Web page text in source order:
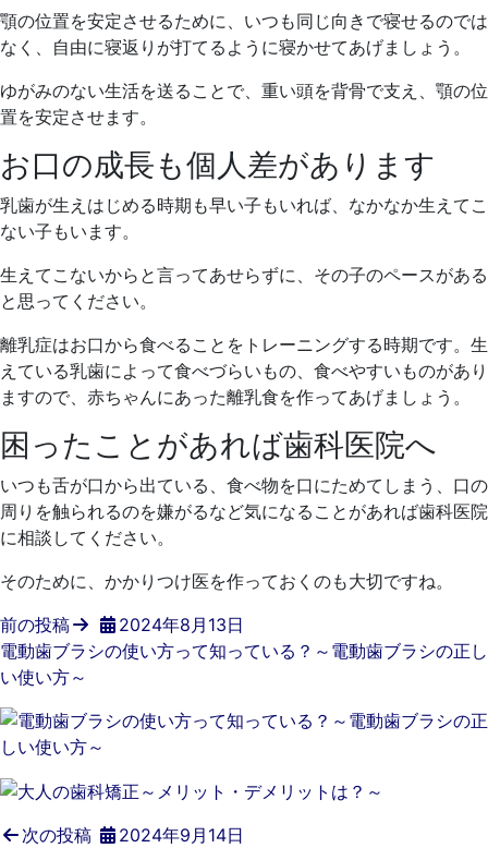
顎の位置を安定させるために、いつも同じ向きで寝せるのでは
なく、自由に寝返りが打てるように寝かせてあげましょう。
ゆがみのない生活を送ることで、重い頭を背骨で支え、顎の位
置を安定させます。
お口の成長も個人差があります
乳歯が生えはじめる時期も早い子もいれば、なかなか生えてこ
ない子もいます。
生えてこないからと言ってあせらずに、その子のペースがある
と思ってください。
離乳症はお口から食べることをトレーニングする時期です。生
えている乳歯によって食べづらいもの、食べやすいものがあり
ますので、赤ちゃんにあった離乳食を作ってあげましょう。
困ったことがあれば歯科医院へ
いつも舌が口から出ている、食べ物を口にためてしまう、口の
周りを触られるのを嫌がるなど気になることがあれば歯科医院
に相談してください。
そのために、かかりつけ医を作っておくのも大切ですね。
前の投稿
2024年8月13日
電動歯ブラシの使い方って知っている？～電動歯ブラシの正し
い使い方～
次の投稿
2024年9月14日